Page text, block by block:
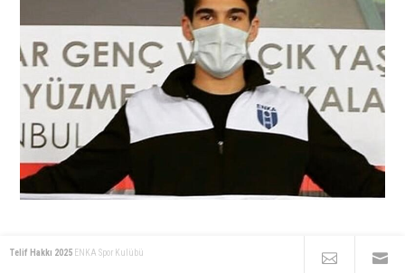
Telif Hakkı 2025 ENKA Spor Kulübü